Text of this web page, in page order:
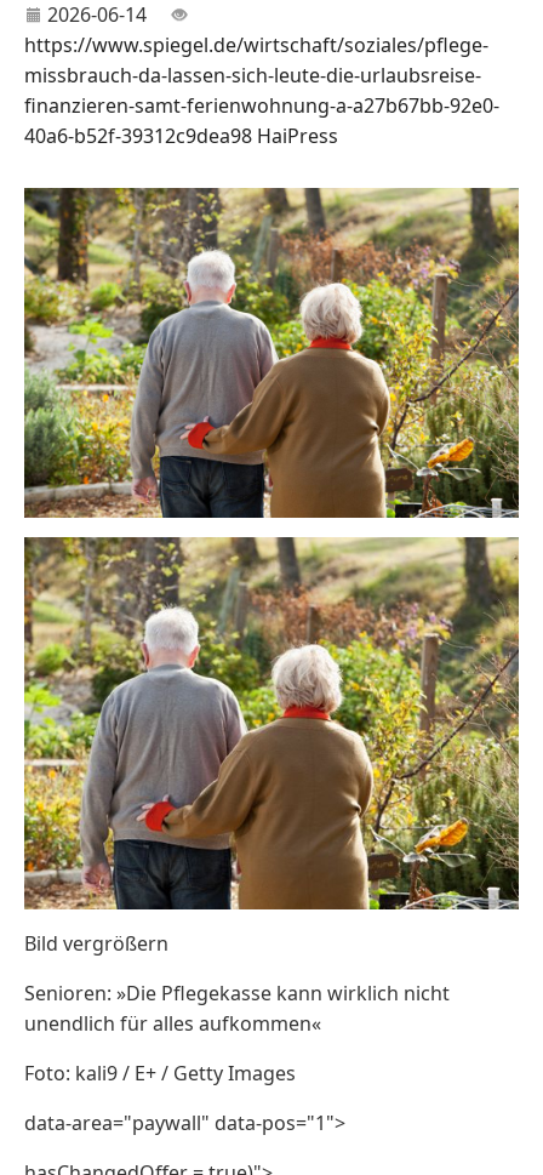
2026-06-14
https://www.spiegel.de/wirtschaft/soziales/pflege-
missbrauch-da-lassen-sich-leute-die-urlaubsreise-
finanzieren-samt-ferienwohnung-a-a27b67bb-92e0-
40a6-b52f-39312c9dea98 HaiPress
Bild vergrößern
Senioren: »Die Pflegekasse kann wirklich nicht
unendlich für alles aufkommen«
Foto: kali9 / E+ / Getty Images
data-area="paywall" data-pos="1">